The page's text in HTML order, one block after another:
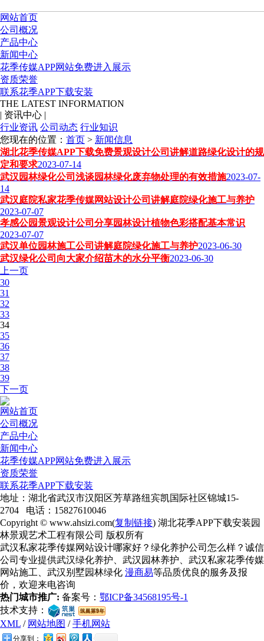
网站首页
公司概况
产品中心
新闻中心
花季传媒APP网站免费进入展示
资质荣誉
联系花季APP下载安装
THE LATEST INFORMATION
| 资讯中心 |
行业资讯 公司动态 行业知识
您现在的位置： 首页 > 新闻信息
湖北花季传媒APP下载免费景观设计公司讲解道路绿化设计的规
定和要求2023-07-14
武汉园林绿化公司浅谈园林绿化废弃物处理的有效措施2023-07-
14
武汉庭院私家花季传媒网站设计公司讲解庭院绿化施工与养护
2023-07-07
孝感公园景观设计公司分享园林设计植物色彩搭配基本常识
2023-07-07
武汉单位园林施工公司讲解庭院绿化施工与养护2023-06-30
武汉绿化公司向大家介绍苗木的水分平衡2023-06-30
上一页
30
31
32
33
34
35
36
37
38
39
下一页
网站首页
公司概况
产品中心
新闻中心
花季传媒APP网站免费进入展示
资质荣誉
联系花季APP下载安装
地址：湖北省武汉市汉阳区芳草路纽宾凯国际社区锦城15-
2704 电话：15827610046
Copyright © www.ahsizi.com(复制链接) 湖北花季APP下载安装园
林景观艺术工程有限公司 版权所有
武汉私家花季传媒网站设计哪家好？绿化养护公司怎么样？诚信
公司专业提供武汉绿化养护、武汉园林养护、武汉私家花季传媒
网站施工、武汉别墅园林绿化 漫商易等品质优良的服务及报
价，欢迎来电咨询
热门城市推广: 备案号： 鄂ICP备34568195号-1
技术支持：
XML / 网站地图 /手机网站
分享到：